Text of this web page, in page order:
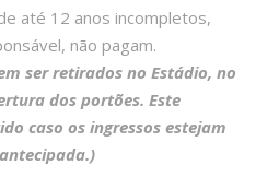
até 12 anos incompletos,
não pagam.
ser retirados no Estádio, no
dos portões. Este
caso os ingressos estejam